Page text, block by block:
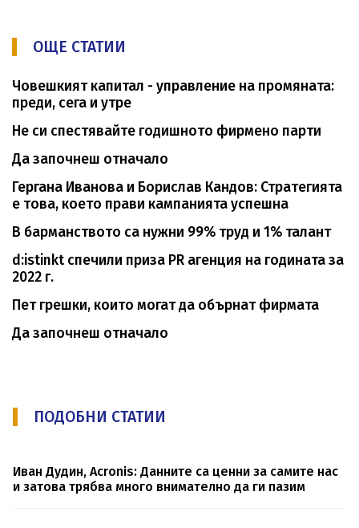
ОЩЕ СТАТИИ
Човешкият капитал - управление на промяната:
преди, сега и утре
Не си спестявайте годишното фирмено парти
Да започнеш отначало
Гергана Иванова и Борислав Кандов: Стратегията
е това, което прави кампанията успешна
В барманството са нужни 99% труд и 1% талант
d:istinkt спечили приза PR агенция на годината за
2022 г.
Пет грешки, които могат да обърнат фирмата
Да започнеш отначало
ПОДОБНИ СТАТИИ
Иван Дудин, Аcronis: Данните са ценни за самите нас
и затова трябва много внимателно да ги пазим